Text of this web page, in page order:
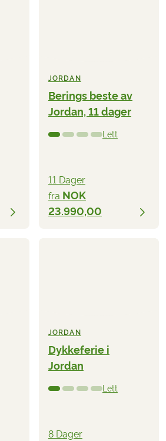
JORDAN
Berings beste av
Jordan, 11 dager
Lett
11 Dager
fra NOK
23.990,00
JORDAN
Dykkeferie i
Jordan
Lett
8 Dager